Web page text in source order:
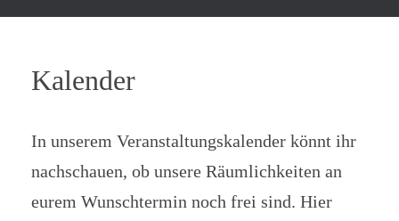
Kalender
In unserem Veranstaltungskalender könnt ihr
nachschauen, ob unsere Räumlichkeiten an
eurem Wunschtermin noch frei sind. Hier